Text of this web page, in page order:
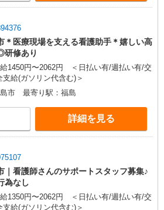
＊医療現場を支える看護助手＊嬉しい高
研修あり
1450円〜2062円 ＜日払い有/週払い有/交
支給(ガソリン代含む)＞
市 最寄り駅：福島
詳細を見る
｜看護師さんのサポートスタッフ募集♪
為なし
1350円〜2062円 ＜日払い有/週払い有/交
支給(ガソリン代含む)＞